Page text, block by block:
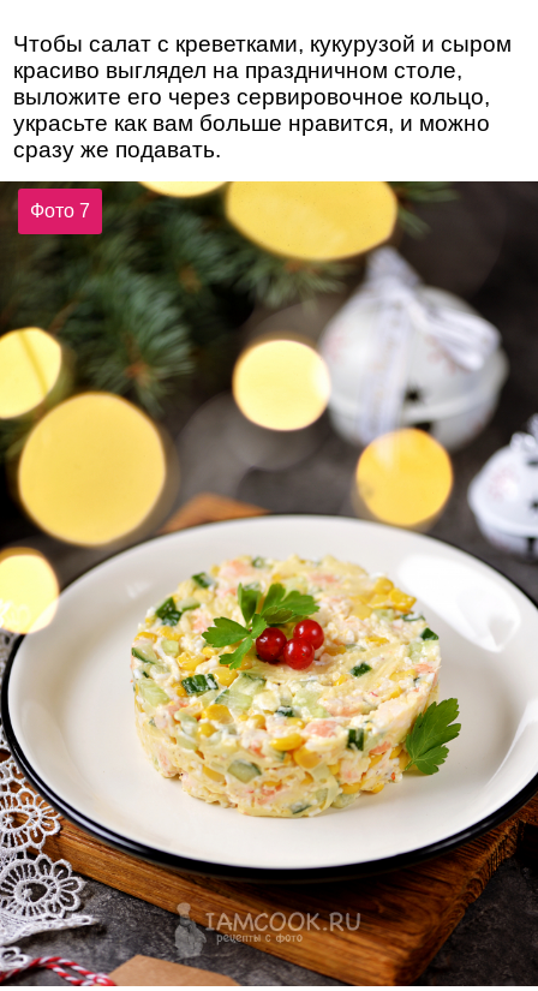
Чтобы салат с креветками, кукурузой и сыром
красиво выглядел на праздничном столе,
выложите его через сервировочное кольцо,
украсьте как вам больше нравится, и можно
сразу же подавать.
Фото 7